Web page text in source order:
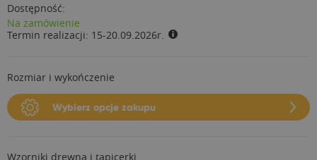
Dostępność:
Na zamówienie
Termin realizacji: 15-20.09.2026r.
Rozmiar i wykończenie
Wybierz opcje zakupu
Wzorniki drewna i tapicerki